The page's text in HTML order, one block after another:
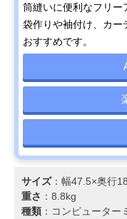
筒縫いに便利なフリー
袋作りや袖付け、カー
おすすめです。
サイズ：幅47.5×奥行
重さ ：8.8kg
種類 ：コンピューター